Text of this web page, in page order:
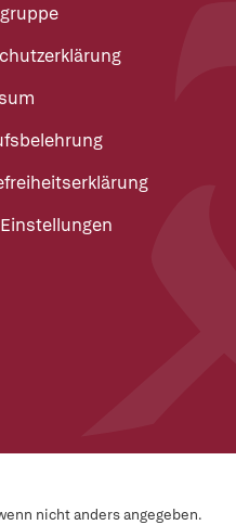
nicht anders angegeben.